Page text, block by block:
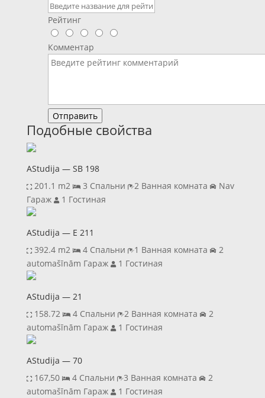
Рейтинг
Комментар
Отправить
Подобные свойства
AStudija — SB 198
201.1 m2
3 Спальни 2 Ванная комната Nav
Гараж
1 Гостиная
AStudija — E 211
392.4 m2
4 Спальни 1 Ванная комната 2
automašīnām Гараж
1 Гостиная
AStudija — 21
158.72
4 Спальни 2 Ванная комната 2
automašīnām Гараж
1 Гостиная
AStudija — 70
167,50
4 Спальни 3 Ванная комната 2
automašīnām Гараж
1 Гостиная